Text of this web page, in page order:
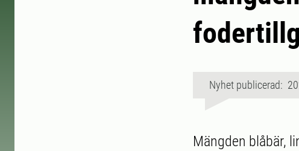
Nyhet publicerad:
Mängden blåbär,